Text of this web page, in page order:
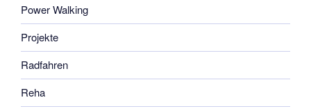
Power Walking
Projekte
Radfahren
Reha